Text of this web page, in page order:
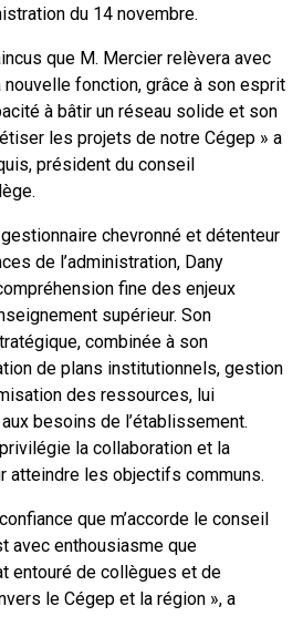
du 14 novembre.
que M. Mercier relèvera avec
fonction, grâce à son esprit
à bâtir un réseau solide et son
les projets de notre Cégep » a
président du conseil
chevronné et détenteur
de l’administration, Dany
fine des enjeux
supérieur. Son
combinée à son
de plans institutionnels, gestion
des ressources, lui
besoins de l’établissement.
la collaboration et la
atteindre les objectifs communs.
que m’accorde le conseil
avec enthousiasme que
entouré de collègues et de
le Cégep et la région », a